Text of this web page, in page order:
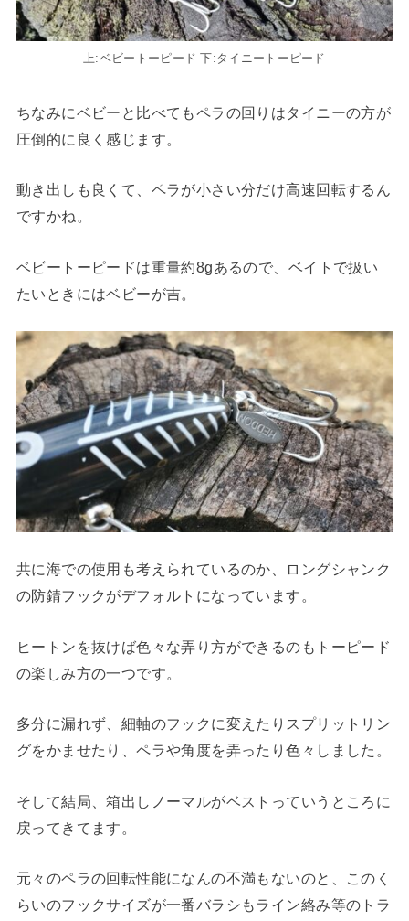
上:ベビートーピード 下:タイニートーピード
ちなみにベビーと比べてもペラの回りはタイニーの方が
圧倒的に良く感じます。
動き出しも良くて、ペラが小さい分だけ高速回転するん
ですかね。
ベビートーピードは重量約8gあるので、ベイトで扱い
たいときにはベビーが吉。
共に海での使用も考えられているのか、ロングシャンク
の防錆フックがデフォルトになっています。
ヒートンを抜けば色々な弄り方ができるのもトーピード
の楽しみ方の一つです。
多分に漏れず、細軸のフックに変えたりスプリットリン
グをかませたり、ペラや角度を弄ったり色々しました。
そして結局、箱出しノーマルがベストっていうところに
戻ってきてます。
元々のペラの回転性能になんの不満もないのと、このく
らいのフックサイズが一番バラシもライン絡み等のトラ